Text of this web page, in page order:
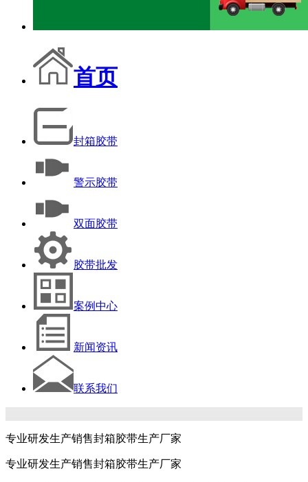
首页
封箱胶带
警示胶带
双面胶带
胶带批发
案例中心
新闻资讯
联系我们
专业研发生产销售封箱胶带生产厂家
专业研发生产销售封箱胶带生产厂家